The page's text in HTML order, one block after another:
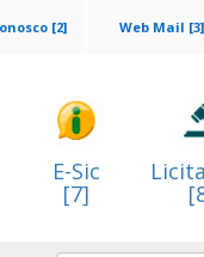
Web Mail [3]
[2]
E-Sic
[7]